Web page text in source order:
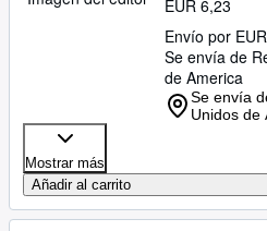
EUR 6,23
Envío por
Se envía de
de America
Se envía
Unidos de
Mostrar más
Añadir al carrito